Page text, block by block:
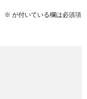
※ が付いている欄は必須項